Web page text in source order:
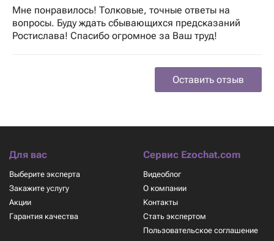
Мне понравилось! Толковые, точные ответы на
вопросы. Буду ждать сбывающихся предсказаний
Ростислава! Спасибо огромное за Ваш труд!
Оставить отзыв
Для вас
Выберите эксперта
Закажите услугу
Акции
Гарантия качества
Сервис Ezochat.com
Видеоблог
О компании
Контакты
Стать экспертом
Пользовательское соглашение